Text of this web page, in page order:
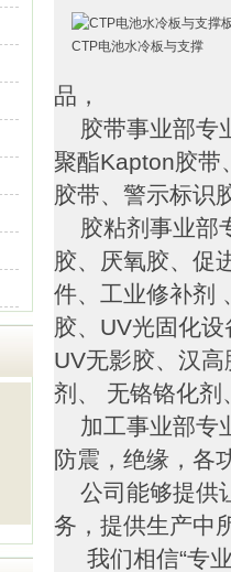
CTP电池水冷板与支撑
品，
胶带事业部专
聚酯Kapton胶带
胶带、警示标识
胶粘剂事业部
胶、厌氧胶、促
件、工业修补剂
胶、UV光固化
UV无影胶、汉
剂、 无铬铬化剂
加工事业部专
防震，绝缘，各
公司能够提供
务，提供生产中
我们相信“专业